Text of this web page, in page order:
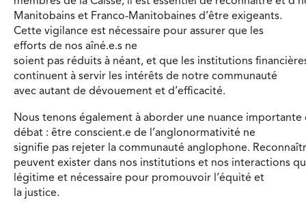
Manitobains et Franco-Manitobaines d’être exigeants.
Cette vigilance est nécessaire pour assurer que les
efforts de nos aîné.e.s ne
soient pas réduits à néant, et que les institutions
continuent à servir les intérêts de notre communauté
avec autant de dévouement et d’efficacité.
Nous tenons également à aborder une nuance importante
débat : être conscient.e de l’anglonormativité ne
signifie pas rejeter la communauté anglophone.
peuvent exister dans nos institutions et nos interactions
légitime et nécessaire pour promouvoir l’équité et
la justice.